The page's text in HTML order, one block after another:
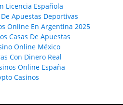
Licencia Española
Apuestas Deportivas
Online En Argentina 2025
Casas De Apuestas
Online México
Con Dinero Real
Online España
Casinos